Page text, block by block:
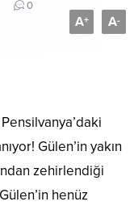
0
A+ A-
Gülen’in yakın
zehirlendiği
henüz